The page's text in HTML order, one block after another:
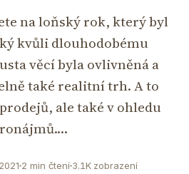
na loňský rok, který byl
kvůli dlouhodobému
věcí byla ovlivněná a
také realitní trh. A to
ale také v ohledu
2 min čtení 3.1K zobrazení